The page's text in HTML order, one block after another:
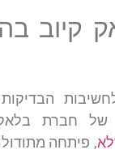
קיוב
של חברת
, פיתחה